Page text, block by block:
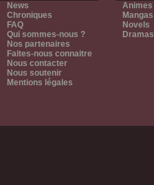
News
Chroniques
FAQ
Qui sommes-nous ?
Nos partenaires
Faites-nous connaitre
Nous contacter
Nous soutenir
Mentions légales
Animes
Mangas
Novels
Dramas